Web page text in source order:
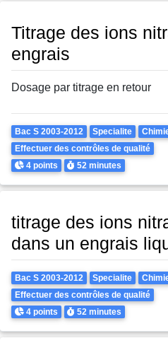
Titrage des ions
engrais
Dosage par titrage en retour
Theme
Bac S 2003-2012 Specialite
Effectuer des contrôles de qualité
Points
4 points Durée
52 minutes
titrage des ions
dans un engrais
Theme
Bac S 2003-2012 Specialite
Effectuer des contrôles de qualité
Points
4 points Durée
52 minutes